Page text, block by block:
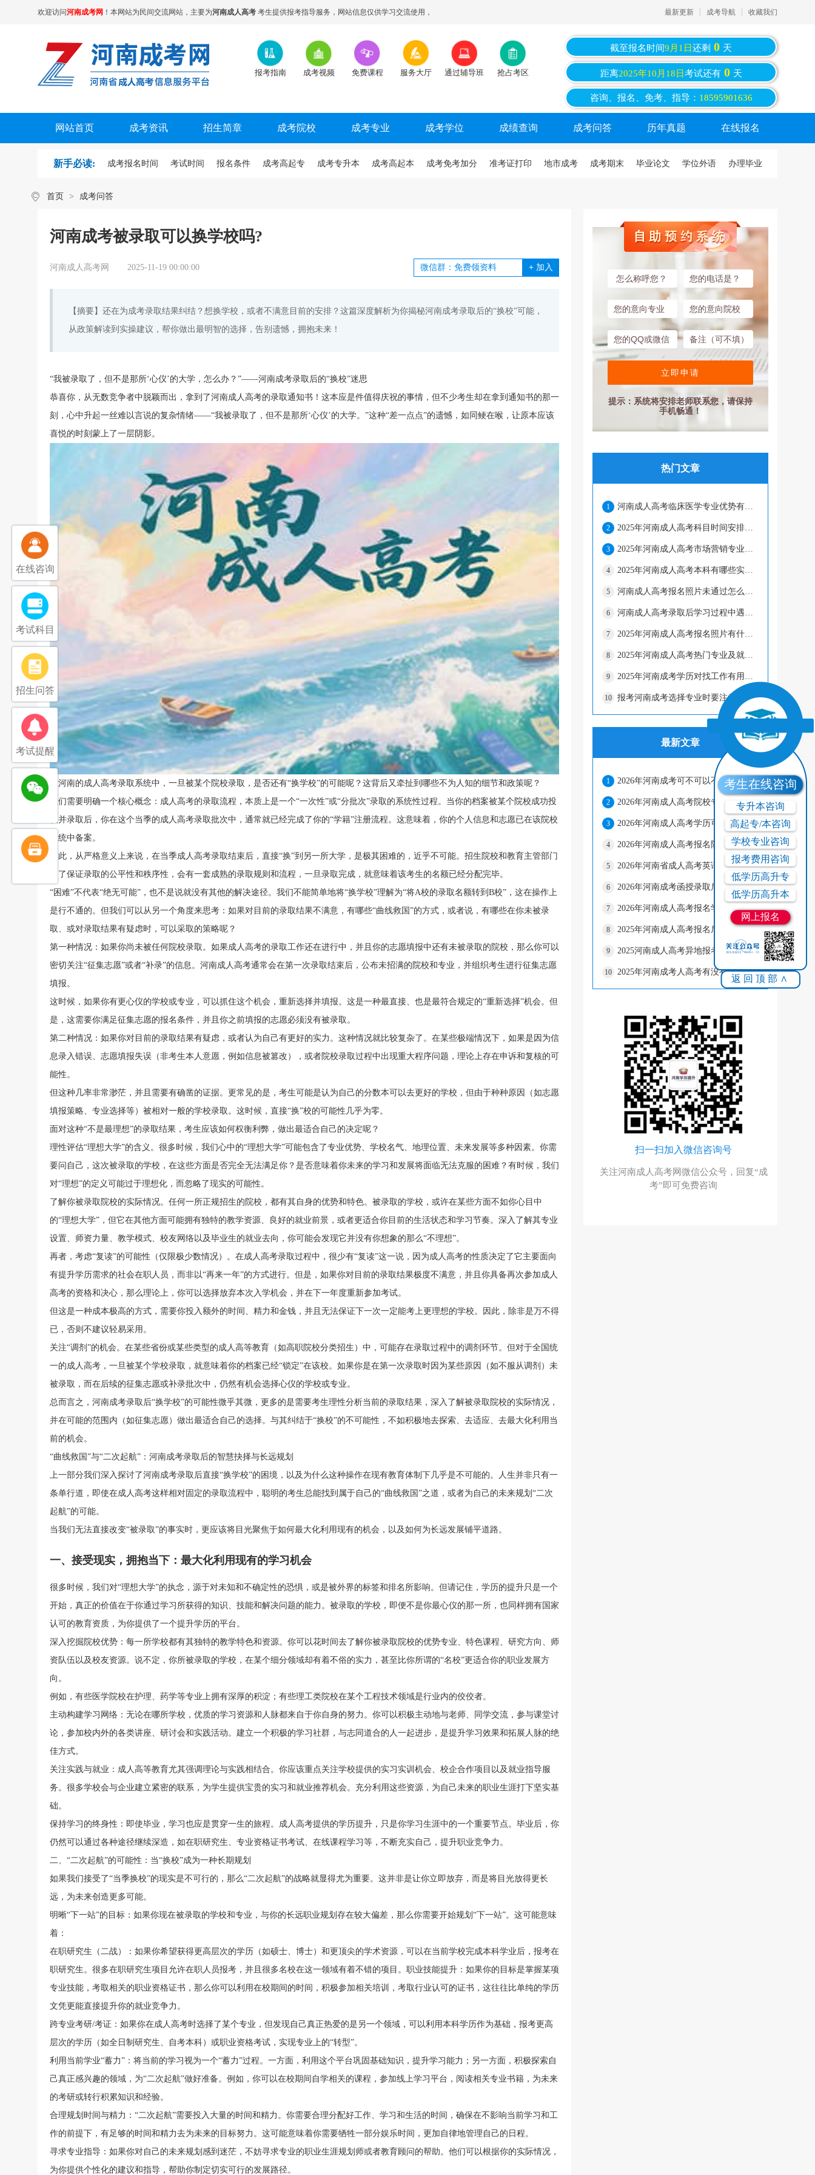
欢迎访问河南成考网 ！本网站为民间交流网站，主要为河南成人高考 考生提供报考指导服务，网站信息仅供学习交流使用， 最新更新 成考导航 收藏我们
报考指南 成考视频 免费课程 服务大厅 通过辅导班 抢占考区
截至报名时间9月1日还剩 0 天
距离2025年10月18日考试还有 0 天
咨询、报名、免考、指导： 18595901636
网站首页 成考资讯 招生简章 成考院校 成考专业 成考学位 成绩查询 成考问答 历年真题 在线报名
新手必读: 成考报名时间 考试时间 报名条件 成考高起专 成考专升本 成考高起本 成考免考加分 准考证打印 地市成考 成考期末 毕业论文 学位外语 办理毕业
首页 > 成考问答
河南成考被录取可以换学校吗?
河南成人高考网 2025-11-19 00:00:00 + 加入
【摘要】还在为成考录取结果纠结？想换学校，或者不满意目前的安排？这篇深度解析为你揭秘河南成考录取后的“换校”可能，
从政策解读到实操建议，帮你做出最明智的选择，告别遗憾，拥抱未来！
“我被录取了，但不是那所‘心仪’的大学，怎么办？”——河南成考录取后的“换校”迷思
恭喜你，从无数竞争者中脱颖而出，拿到了河南成人高考的录取通知书！这本应是件值得庆祝的事情，但不少考生却在拿到通知书的那一
刻，心中升起一丝难以言说的复杂情绪——“我被录取了，但不是那所‘心仪’的大学。”这种“差一点点”的遗憾，如同鲠在喉，让原本应该
喜悦的时刻蒙上了一层阴影。
在河南的成人高考录取系统中，一旦被某个院校录取，是否还有“换学校”的可能呢？这背后又牵扯到哪些不为人知的细节和政策呢？
我们需要明确一个核心概念：成人高考的录取流程，本质上是一个“一次性”或“分批次”录取的系统性过程。当你的档案被某个院校成功投
档并录取后，你在这个当季的成人高考录取批次中，通常就已经完成了你的“学籍”注册流程。这意味着，你的个人信息和志愿已在该院校
系统中备案。
因此，从严格意义上来说，在当季成人高考录取结束后，直接“换”到另一所大学，是极其困难的，近乎不可能。招生院校和教育主管部门
为了保证录取的公平性和秩序性，会有一套成熟的录取规则和流程，一旦录取完成，就意味着该考生的名额已经分配完毕。
“困难”不代表“绝无可能”，也不是说就没有其他的解决途径。我们不能简单地将“换学校”理解为“将A校的录取名额转到B校”，这在操作上
是行不通的。但我们可以从另一个角度来思考：如果对目前的录取结果不满意，有哪些“曲线救国”的方式，或者说，有哪些在你未被录
取、或对录取结果有疑虑时，可以采取的策略呢？
第一种情况：如果你尚未被任何院校录取。如果成人高考的录取工作还在进行中，并且你的志愿填报中还有未被录取的院校，那么你可以
密切关注“征集志愿”或者“补录”的信息。河南成人高考通常会在第一次录取结束后，公布未招满的院校和专业，并组织考生进行征集志愿
填报。
这时候，如果你有更心仪的学校或专业，可以抓住这个机会，重新选择并填报。这是一种最直接、也是最符合规定的“重新选择”机会。但
是，这需要你满足征集志愿的报名条件，并且你之前填报的志愿必须没有被录取。
第二种情况：如果你对目前的录取结果有疑虑，或者认为自己有更好的实力。这种情况就比较复杂了。在某些极端情况下，如果是因为信
息录入错误、志愿填报失误（非考生本人意愿，例如信息被篡改），或者院校录取过程中出现重大程序问题，理论上存在申诉和复核的可
能性。
但这种几率非常渺茫，并且需要有确凿的证据。更常见的是，考生可能是认为自己的分数本可以去更好的学校，但由于种种原因（如志愿
填报策略、专业选择等）被相对一般的学校录取。这时候，直接“换”校的可能性几乎为零。
面对这种“不是最理想”的录取结果，考生应该如何权衡利弊，做出最适合自己的决定呢？
理性评估“理想大学”的含义。很多时候，我们心中的“理想大学”可能包含了专业优势、学校名气、地理位置、未来发展等多种因素。你需
要问自己，这次被录取的学校，在这些方面是否完全无法满足你？是否意味着你未来的学习和发展将面临无法克服的困难？有时候，我们
对“理想”的定义可能过于理想化，而忽略了现实的可能性。
了解你被录取院校的实际情况。任何一所正规招生的院校，都有其自身的优势和特色。被录取的学校，或许在某些方面不如你心目中
的“理想大学”，但它在其他方面可能拥有独特的教学资源、良好的就业前景，或者更适合你目前的生活状态和学习节奏。深入了解其专业
设置、师资力量、教学模式、校友网络以及毕业生的就业去向，你可能会发现它并没有你想象的那么“不理想”。
再者，考虑“复读”的可能性（仅限极少数情况）。在成人高考录取过程中，很少有“复读”这一说，因为成人高考的性质决定了它主要面向
有提升学历需求的社会在职人员，而非以“再来一年”的方式进行。但是，如果你对目前的录取结果极度不满意，并且你具备再次参加成人
高考的资格和决心，那么理论上，你可以选择放弃本次入学机会，并在下一年度重新参加考试。
但这是一种成本极高的方式，需要你投入额外的时间、精力和金钱，并且无法保证下一次一定能考上更理想的学校。因此，除非是万不得
已，否则不建议轻易采用。
关注“调剂”的机会。在某些省份或某些类型的成人高等教育（如高职院校分类招生）中，可能存在录取过程中的调剂环节。但对于全国统
一的成人高考，一旦被某个学校录取，就意味着你的档案已经“锁定”在该校。如果你是在第一次录取时因为某些原因（如不服从调剂）未
被录取，而在后续的征集志愿或补录批次中，仍然有机会选择心仪的学校或专业。
总而言之，河南成考录取后“换学校”的可能性微乎其微，更多的是需要考生理性分析当前的录取结果，深入了解被录取院校的实际情况，
并在可能的范围内（如征集志愿）做出最适合自己的选择。与其纠结于“换校”的不可能性，不如积极地去探索、去适应、去最大化利用当
前的机会。
“曲线救国”与“二次起航”：河南成考录取后的智慧抉择与长远规划
上一部分我们深入探讨了河南成考录取后直接“换学校”的困境，以及为什么这种操作在现有教育体制下几乎是不可能的。人生并非只有一
条单行道，即使在成人高考这样相对固定的录取流程中，聪明的考生总能找到属于自己的“曲线救国”之道，或者为自己的未来规划“二次
起航”的可能。
当我们无法直接改变“被录取”的事实时，更应该将目光聚焦于如何最大化利用现有的机会，以及如何为长远发展铺平道路。
一、接受现实，拥抱当下：最大化利用现有的学习机会
很多时候，我们对“理想大学”的执念，源于对未知和不确定性的恐惧，或是被外界的标签和排名所影响。但请记住，学历的提升只是一个
开始，真正的价值在于你通过学习所获得的知识、技能和解决问题的能力。被录取的学校，即便不是你最心仪的那一所，也同样拥有国家
认可的教育资质，为你提供了一个提升学历的平台。
深入挖掘院校优势：每一所学校都有其独特的教学特色和资源。你可以花时间去了解你被录取院校的优势专业、特色课程、研究方向、师
资队伍以及校友资源。说不定，你所被录取的学校，在某个细分领域却有着不俗的实力，甚至比你所谓的“名校”更适合你的职业发展方
向。
例如，有些医学院校在护理、药学等专业上拥有深厚的积淀；有些理工类院校在某个工程技术领域是行业内的佼佼者。
主动构建学习网络：无论在哪所学校，优质的学习资源和人脉都来自于你自身的努力。你可以积极主动地与老师、同学交流，参与课堂讨
论，参加校内外的各类讲座、研讨会和实践活动。建立一个积极的学习社群，与志同道合的人一起进步，是提升学习效果和拓展人脉的绝
佳方式。
关注实践与就业：成人高等教育尤其强调理论与实践相结合。你应该重点关注学校提供的实习实训机会、校企合作项目以及就业指导服
务。很多学校会与企业建立紧密的联系，为学生提供宝贵的实习和就业推荐机会。充分利用这些资源，为自己未来的职业生涯打下坚实基
础。
保持学习的终身性：即使毕业，学习也应是贯穿一生的旅程。成人高考提供的学历提升，只是你学习生涯中的一个重要节点。毕业后，你
仍然可以通过各种途径继续深造，如在职研究生、专业资格证书考试、在线课程学习等，不断充实自己，提升职业竞争力。
二、“二次起航”的可能性：当“换校”成为一种长期规划
如果我们接受了“当季换校”的现实是不可行的，那么“二次起航”的战略就显得尤为重要。这并非是让你立即放弃，而是将目光放得更长
远，为未来创造更多可能。
明晰“下一站”的目标：如果你现在被录取的学校和专业，与你的长远职业规划存在较大偏差，那么你需要开始规划“下一站”。这可能意味
着：
在职研究生（二战）：如果你希望获得更高层次的学历（如硕士、博士）和更顶尖的学术资源，可以在当前学校完成本科学业后，报考在
职研究生。很多在职研究生项目允许在职人员报考，并且很多名校在这一领域有着不错的项目。职业技能提升：如果你的目标是掌握某项
专业技能，考取相关的职业资格证书，那么你可以利用在校期间的时间，积极参加相关培训，考取行业认可的证书，这往往比单纯的学历
文凭更能直接提升你的就业竞争力。
跨专业考研/考证：如果你在成人高考时选择了某个专业，但发现自己真正热爱的是另一个领域，可以利用本科学历作为基础，报考更高
层次的学历（如全日制研究生、自考本科）或职业资格考试，实现专业上的“转型”。
利用当前学业“蓄力”：将当前的学习视为一个“蓄力”过程。一方面，利用这个平台巩固基础知识，提升学习能力；另一方面，积极探索自
己真正感兴趣的领域，为“二次起航”做好准备。例如，你可以在校期间自学相关的课程，参加线上学习平台，阅读相关专业书籍，为未来
的考研或转行积累知识和经验。
合理规划时间与精力：“二次起航”需要投入大量的时间和精力。你需要合理分配好工作、学习和生活的时间，确保在不影响当前学习和工
作的前提下，有足够的时间和精力去为未来的目标努力。这可能意味着你需要牺牲一部分娱乐时间，更加自律地管理自己的日程。
寻求专业指导：如果你对自己的未来规划感到迷茫，不妨寻求专业的职业生涯规划师或者教育顾问的帮助。他们可以根据你的实际情况，
为你提供个性化的建议和指导，帮助你制定切实可行的发展路径。
立即申请
提示：系统将安排老师联系您，请保持
手机畅通！
热门文章
1 河南成人高考临床医学专业优势有哪些？
2 2025年河南成人高考科目时间安排合理吗？
3 2025年河南成人高考市场营销专业前景如何？
4 2025年河南成人高考本科有哪些实用专业？
5 河南成人高考报名照片未通过怎么办？
6 河南成人高考录取后学习过程中遇到问题怎么办？
7 2025年河南成人高考报名照片有什么要求
8 2025年河南成人高考热门专业及就业方向推荐
9 2025年河南成考学历对找工作有用吗？
10 报考河南成考选择专业时要注意什么因素？
最新文章
1 2026年河南成考可不可以不考数学?
2 2026年河南成人高考院校专业推荐
3 2026年河南成人高考学历可以考事业单位吗?
4 2026年河南成人高考报名院校怎么选择?
5 2026年河南省成人高考英语该怎么复习?
6 2026年河南成考函授录取后可以不去吗?
7 2026年河南成人高考报名学历有哪些要求?
8 2025年河南成人高考报名后考试怎么通过?
9 2025河南成人高考异地报考成考的手续有什么?
10 2025年河南成考人高考有没有必要拿学位证?
扫一扫加入微信咨询号
关注河南成人高考网微信公众号，回复“成
考”即可免费咨询
扫一扫加入微信服务号
与考生自由互动、并且能直接与资深老师
扫一扫加入微信咨询号
关注河南成人高考网微信公众号，回复“成
扫一扫加入微信服务
与考生自由互动、并且能直接
考生在线咨询
专升本咨询
高起专/本咨询
学校专业咨询
报考费用咨询
低学历高升专
低学历高升本
网上报名
返回顶部∧
在线咨询
考试科目
招生问答
考试提醒